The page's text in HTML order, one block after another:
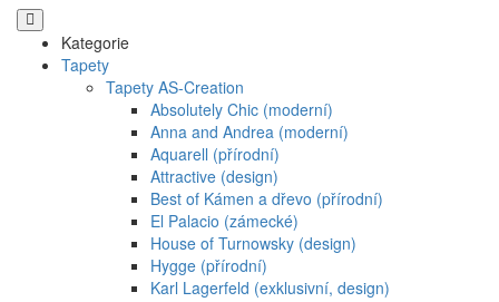
Kategorie
Tapety
Tapety AS-Creation
Absolutely Chic (moderní)
Anna and Andrea (moderní)
Aquarell (přírodní)
Attractive (design)
Best of Kámen a dřevo (přírodní)
El Palacio (zámecké)
House of Turnowsky (design)
Hygge (přírodní)
Karl Lagerfeld (exklusivní, design)